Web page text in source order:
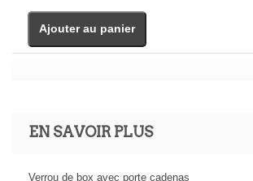
Ajouter au panier
EN SAVOIR PLUS
Verrou de box avec porte cadenas